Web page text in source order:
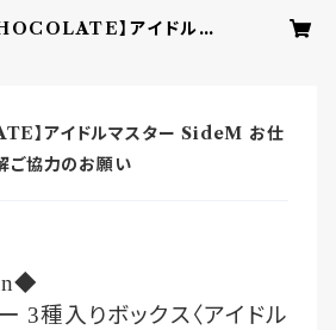
】アイドルマ
】アイドルマスター SideM お仕
ご協力のお願い
◆
3種入りボックス〈アイドル